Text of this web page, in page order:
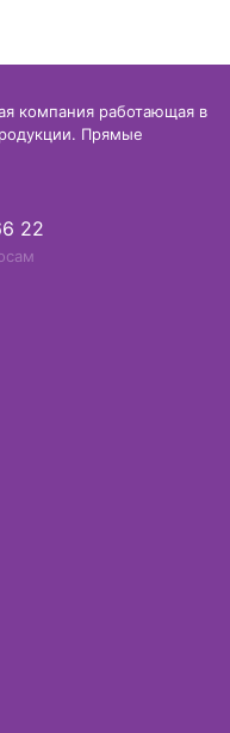
компания работающая в
Прямые
22